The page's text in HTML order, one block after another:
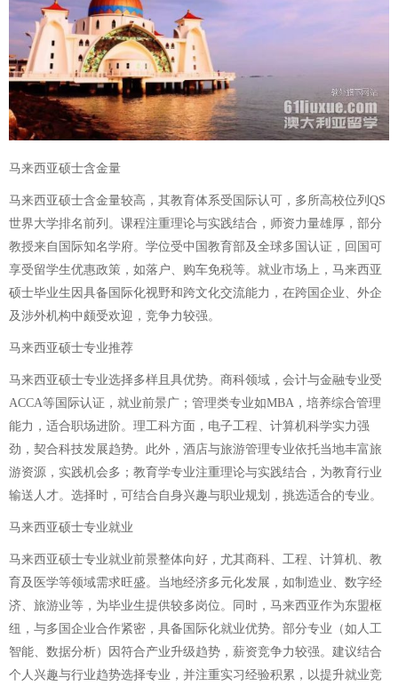
马来西亚硕士含金量
马来西亚硕士含金量较高，其教育体系受国际认可，多所高校位列QS
世界大学排名前列。课程注重理论与实践结合，师资力量雄厚，部分
教授来自国际知名学府。学位受中国教育部及全球多国认证，回国可
享受留学生优惠政策，如落户、购车免税等。就业市场上，马来西亚
硕士毕业生因具备国际化视野和跨文化交流能力，在跨国企业、外企
及涉外机构中颇受欢迎，竞争力较强。
马来西亚硕士专业推荐
马来西亚硕士专业选择多样且具优势。商科领域，会计与金融专业受
ACCA等国际认证，就业前景广；管理类专业如MBA，培养综合管理
能力，适合职场进阶。理工科方面，电子工程、计算机科学实力强
劲，契合科技发展趋势。此外，酒店与旅游管理专业依托当地丰富旅
游资源，实践机会多；教育学专业注重理论与实践结合，为教育行业
输送人才。选择时，可结合自身兴趣与职业规划，挑选适合的专业。
马来西亚硕士专业就业
马来西亚硕士专业就业前景整体向好，尤其商科、工程、计算机、教
育及医学等领域需求旺盛。当地经济多元化发展，如制造业、数字经
济、旅游业等，为毕业生提供较多岗位。同时，马来西亚作为东盟枢
纽，与多国企业合作紧密，具备国际化就业优势。部分专业（如人工
智能、数据分析）因符合产业升级趋势，薪资竞争力较强。建议结合
个人兴趣与行业趋势选择专业，并注重实习经验积累，以提升就业竞